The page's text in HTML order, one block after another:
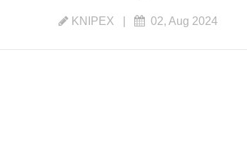
KNIPEX 02, Aug 2024